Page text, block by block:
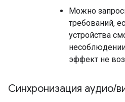
Можно
требований,
устройства
эффект не
Синхронизация аудио/